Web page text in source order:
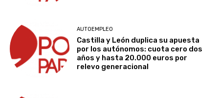
AUTOEMPLEO
Castilla y León duplica su apuesta
por los autónomos: cuota cero dos
años y hasta 20.000 euros por
relevo generacional